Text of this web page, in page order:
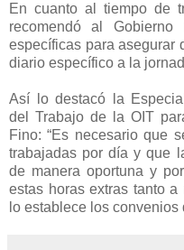
En cuanto al tiempo de
recomendó al
específicas para asegurar
diario específico a la
Así lo destacó la
del Trabajo de la OIT
Fino: “Es necesario que
trabajadas por día y que
de manera oportuna y
estas horas extras tanto
lo establece los convenios